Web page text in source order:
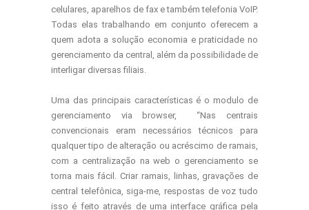
celulares, aparelhos de fax e também telefonia VoIP.
Todas elas trabalhando em conjunto oferecem a
quem adota a solução economia e praticidade no
gerenciamento da central, além da possibilidade de
interligar diversas filiais.
Uma das principais características é o modulo de
gerenciamento via browser, “Nas centrais
convencionais eram necessários técnicos para
qualquer tipo de alteração ou acréscimo de ramais,
com a centralização na web o gerenciamento se
torna mais fácil. Criar ramais, linhas, gravações de
central telefônica, siga-me, respostas de voz tudo
isso é feito através de uma interface gráfica pela